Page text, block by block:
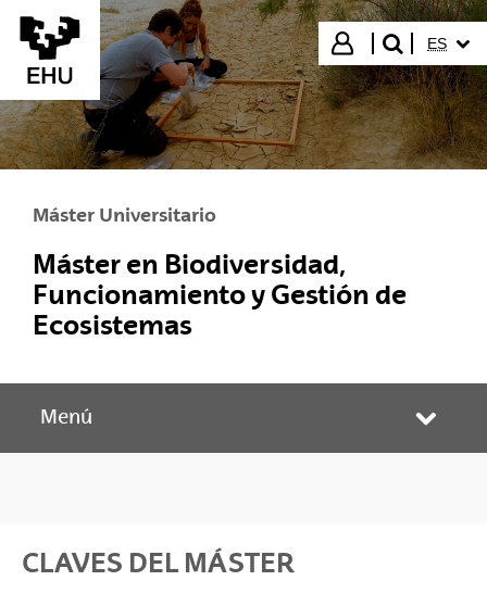
Saltar al contenido principal
Iniciar sesión
buscar"
ES
Máster Universitario
Máster en Biodiversidad,
Funcionamiento y Gestión de
Ecosistemas
Menú
CLAVES DEL MÁSTER